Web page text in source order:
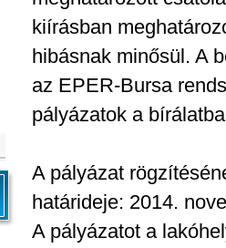
kiírásban
hibásnak minősül. A
az EPER-Bursa
pályázatok a
A pályázat
határideje: 2014.
A pályázatot a